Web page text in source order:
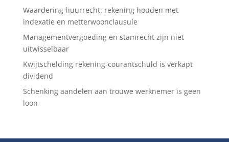
Waardering huurrecht: rekening houden met
indexatie en metterwoonclausule
Managementvergoeding en stamrecht zijn niet
uitwisselbaar
Kwijtschelding rekening-courantschuld is verkapt
dividend
Schenking aandelen aan trouwe werknemer is geen
loon